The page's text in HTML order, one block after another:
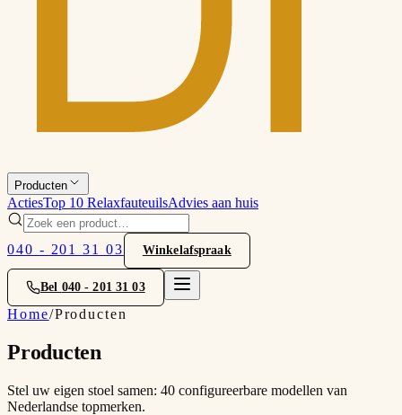
Producten
ActiesTop 10 RelaxfauteuilsAdvies aan huis
040 - 201 31 03 Winkelafspraak
Bel 040 - 201 31 03
Home/Producten
Producten
Stel uw eigen stoel samen: 40 configureerbare modellen van
Nederlandse topmerken.